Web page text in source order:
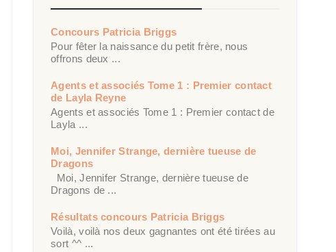
Concours Patricia Briggs
Pour fêter la naissance du petit frère, nous
offrons deux ...
Agents et associés Tome 1 : Premier contact
de Layla Reyne
Agents et associés Tome 1 : Premier contact de
Layla ...
Moi, Jennifer Strange, dernière tueuse de
Dragons
Moi, Jennifer Strange, dernière tueuse de
Dragons de ...
Résultats concours Patricia Briggs
Voilà, voilà nos deux gagnantes ont été tirées au
sort ^^ ...